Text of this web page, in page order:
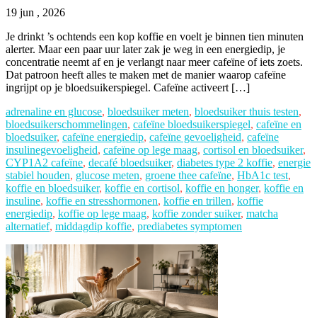
19 jun , 2026
Je drinkt ’s ochtends een kop koffie en voelt je binnen tien minuten
alerter. Maar een paar uur later zak je weg in een energiedip, je
concentratie neemt af en je verlangt naar meer cafeïne of iets zoets.
Dat patroon heeft alles te maken met de manier waarop cafeïne
ingrijpt op je bloedsuikerspiegel. Cafeïne activeert […]
adrenaline en glucose, bloedsuiker meten, bloedsuiker thuis testen,
bloedsuikerschommelingen, cafeïne bloedsuikerspiegel, cafeïne en
bloedsuiker, cafeïne energiedip, cafeïne gevoeligheid, cafeïne
insulinegevoeligheid, cafeïne op lege maag, cortisol en bloedsuiker,
CYP1A2 cafeïne, decafé bloedsuiker, diabetes type 2 koffie, energie
stabiel houden, glucose meten, groene thee cafeïne, HbA1c test,
koffie en bloedsuiker, koffie en cortisol, koffie en honger, koffie en
insuline, koffie en stresshormonen, koffie en trillen, koffie
energiedip, koffie op lege maag, koffie zonder suiker, matcha
alternatief, middagdip koffie, prediabetes symptomen